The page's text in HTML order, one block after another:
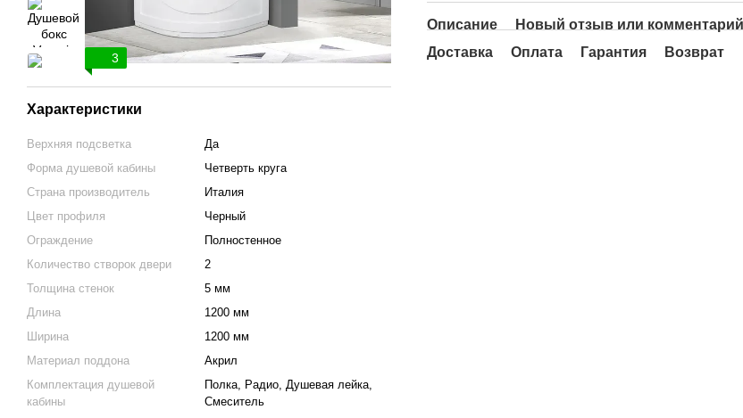
3
Характеристики
Верхняя подсветка
Да
Форма душевой кабины
Четверть круга
Страна производитель
Италия
Цвет профиля
Черный
Ограждение
Полностенное
Количество створок двери
2
Толщина стенок
5 мм
Длина
1200 мм
Ширина
1200 мм
Материал поддона
Акрил
Комплектация душевой
кабины
Полка, Радио, Душевая лейка,
Смеситель
Описание
Новый отзыв или комментарий
Доставка
Оплата Гарантия Возврат